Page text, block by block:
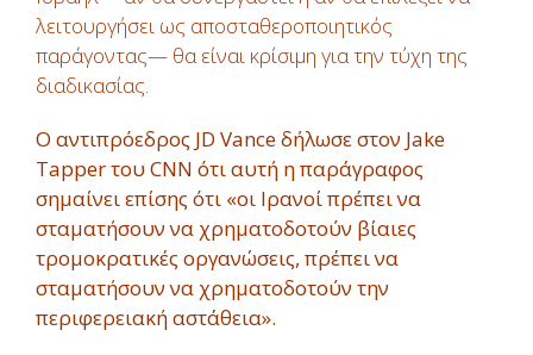
λειτουργήσει ως αποσταθεροποιητικός
παράγοντας— θα είναι κρίσιμη για την τύχη της
διαδικασίας.
Ο αντιπρόεδρος JD Vance δήλωσε στον Jake
Tapper του CNN ότι αυτή η παράγραφος
σημαίνει επίσης ότι «οι Ιρανοί πρέπει να
σταματήσουν να χρηματοδοτούν βίαιες
τρομοκρατικές οργανώσεις, πρέπει να
σταματήσουν να χρηματοδοτούν την
περιφερειακή αστάθεια».